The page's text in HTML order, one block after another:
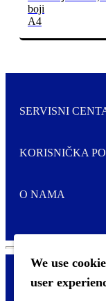
We use
user
boji
A4
SERVISNI
KORISNIČKA
O NAMA